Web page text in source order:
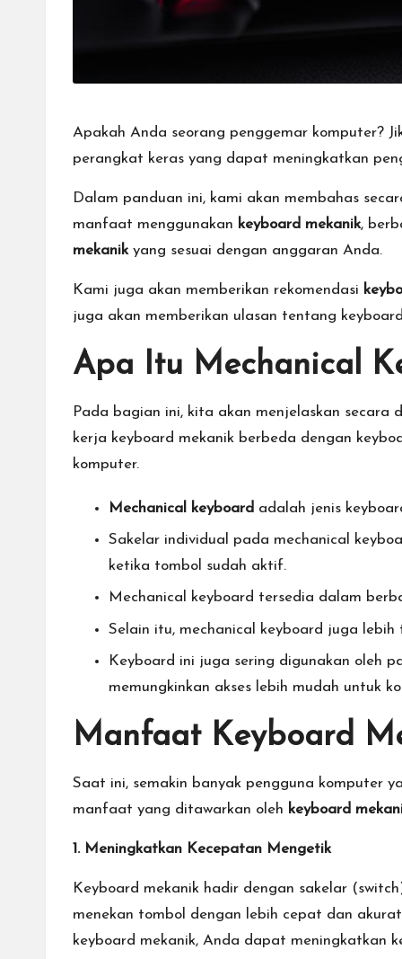
Apakah Anda seorang penggemar komputer?
perangkat keras yang dapat meningkatkan
Dalam panduan ini, kami akan membahas
manfaat menggunakan keyboard mekanik,
mekanikyang sesuai dengan anggaran Anda.
Kami juga akan memberikan rekomendasi
juga akan memberikan ulasan tentang
Apa Itu Mechanical
Pada bagian ini, kita akan menjelaskan secara
kerja keyboard mekanik berbeda dengan
komputer.
Mechanical keyboard adalah jenis
Sakelar individual pada mechanical
ketika tombol sudah aktif.
Mechanical keyboard tersedia dalam
Selain itu, mechanical keyboard juga
Keyboard ini juga sering digunakan oleh
memungkinkan akses lebih mudah untuk
Manfaat Keyboard
Saat ini, semakin banyak pengguna komputer
manfaat yang ditawarkan oleh keyboard
1. Meningkatkan Kecepatan Mengetik
Keyboard mekanik hadir dengan sakelar
menekan tombol dengan lebih cepat dan
keyboard mekanik, Anda dapat meningkatkan